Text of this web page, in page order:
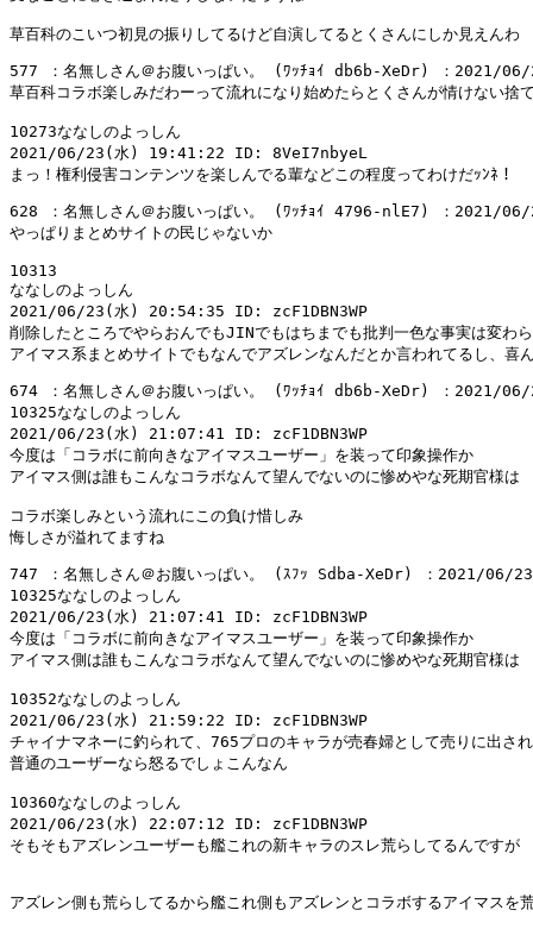
577 ：名無しさん＠お腹いっぱい。 (ﾜｯﾁｮｲ db6b-XeDr) ：
草百科コラボ楽しみだわーって流れになり始めたらとくさんが情けない捨
10273ななしのよっしん
2021/06/23(水) 19:41:22 ID: 8VeI7nbyeL
628 ：名無しさん＠お腹いっぱい。 (ﾜｯﾁｮｲ 4796-nlE7) ：2021/
やっぱりまとめサイトの民じゃないか
10313
ななしのよっしん
2021/06/23(水) 20:54:35 ID: zcF1DBN3WP
削除したところでやらおんでもJINでもはちまでも批判一色な事実は変わ
674 ：名無しさん＠お腹いっぱい。 (ﾜｯﾁｮｲ db6b-XeDr) ：
10325ななしのよっしん
2021/06/23(水) 21:07:41 ID: zcF1DBN3WP
今度は「コラボに前向きなアイマスユーザー」を装って印象操作か
アイマス側は誰もこんなコラボなんて望んでないのに惨めやな死期官様は
コラボ楽しみという流れにこの負け惜しみ
747 ：名無しさん＠お腹いっぱい。 (ｽﾌｯ Sdba-XeDr) ：2021/
10325ななしのよっしん
2021/06/23(水) 21:07:41 ID: zcF1DBN3WP
今度は「コラボに前向きなアイマスユーザー」を装って印象操作か
アイマス側は誰もこんなコラボなんて望んでないのに惨めやな死期官様は
10352ななしのよっしん
2021/06/23(水) 21:59:22 ID: zcF1DBN3WP
チャイナマネーに釣られて、765プロのキャラが売春婦として売りに出さ
普通のユーザーなら怒るでしょこんなん
10360ななしのよっしん
2021/06/23(水) 22:07:12 ID: zcF1DBN3WP
そもそもアズレンユーザーも艦これの新キャラのスレ荒らしてるんですが
アズレン側も荒らしてるから艦これ側もアズレンとコラボするアイマスを